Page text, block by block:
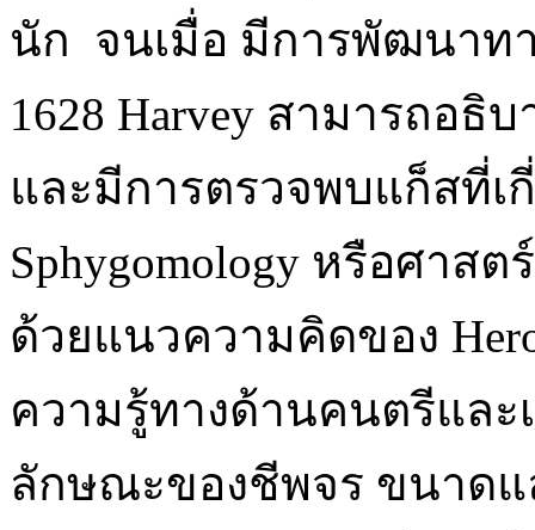
นัก จนเมื่อ มีการพัฒนาท
1628 Harvey สามารถอธิบ
และมีการตรวจพบแก็สที่เ
Sphygomology หรือศาส
ด้วยแนวความคิดของ
ความรู้ทางด้านคนตรีและ
ลักษณะของชีพจร ขนาดแ